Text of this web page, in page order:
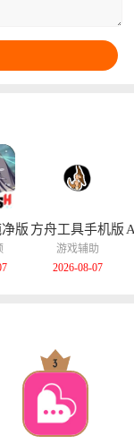
版 方舟工具手机版
游戏辅助
2026-08-07